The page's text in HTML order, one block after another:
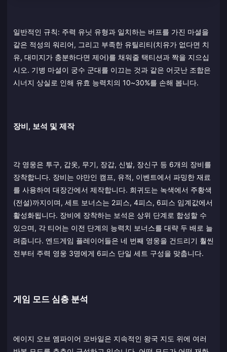
일반적인 규칙: 주력 유닛 유형과 일치하는 버프를 가진 마셜을
같은 적성의 워리어, 그리고 부족한 유틸리티(치유가 없다면 치
유, 대미지가 충분하다면 제어)를 채워줄 택티션과 짝을 지으십
시오. 기병 마셜이 궁수 군대를 이끄는 것과 같은 어긋난 조합은
시너지 상실로 인해 유효 능력치의 10~30%를 손해 봅니다.
장비, 보석 및 제작
각 영웅은 투구, 갑옷, 무기, 장갑, 신발, 장신구 등 6개의 장비를
장착합니다. 장비는 야만인 캠프, 유적, 이벤트에서 파밍한 재료
를 사용하여 대장간에서 제작합니다. 희귀도는 녹색에서 주황색
(전설)까지이며, 세트 보너스는 2피스, 4피스, 6피스 임계값에서
활성화됩니다. 장비에 장착하는 보석은 상위 단계로 합성할 수
있으며, 각 티어는 이전 단계의 능력치 보너스를 대략 두 배로 늘
려줍니다. 엔드게임 플레이어들은 네 번째 영웅을 건드리기 훨씬
전부터 주력 영웅 3명에게 6피스 단일 세트 구성을 맞춥니다.
게임 모드 심층 분석
에이지 오브 엠파이어 모바일은 지속적인 왕국 지도 위에 여러